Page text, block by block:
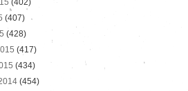
(402)
(407)
(428)
(417)
(434)
(454)